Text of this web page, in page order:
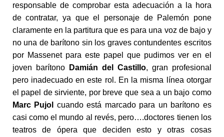
responsable de comprobar esta adecuación a la hora
de contratar, ya que el personaje de Palemón pone
claramente en la partitura que es para una voz de bajo y
no una de barítono sin los graves contundentes escritos
por Massenet para este papel que pudimos ver en el
joven barítono
Damián del Castillo, gran profesional
pero inadecuado en este rol. En la misma línea otorgar
el papel de sirviente, por breve que sea a un bajo como
Marc Pujol
cuando está marcado para un barítono es
casi como el mundo al revés, pero….doctores tienen los
teatros de ópera que deciden esto y otras cosas